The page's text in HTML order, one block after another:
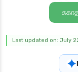
Last updated on: July
✦